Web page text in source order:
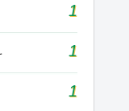
1
1
1